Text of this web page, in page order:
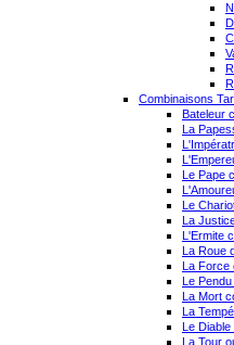
Combinaisons
Bateleur
La
Le Pape
Le
La
L'Ermite
La Roue
La Force
Le
La Mort
La
Le Diable
La Tour